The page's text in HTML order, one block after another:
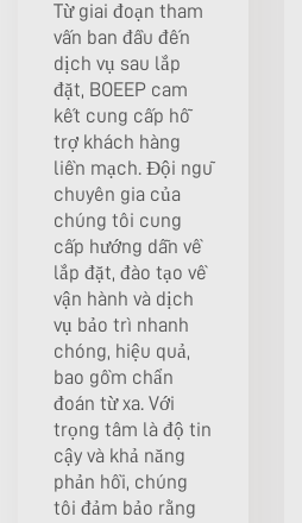
Từ giai đoạn tham
vấn ban đầu đến
dịch vụ sau lắp
đặt, BOEEP cam
kết cung cấp hỗ
trợ khách hàng
liền mạch. Đội ngũ
chuyên gia của
chúng tôi cung
cấp hướng dẫn về
lắp đặt, đào tạo về
vận hành và dịch
vụ bảo trì nhanh
chóng, hiệu quả,
bao gồm chẩn
đoán từ xa. Với
trọng tâm là độ tin
cậy và khả năng
phản hồi, chúng
tôi đảm bảo rằng